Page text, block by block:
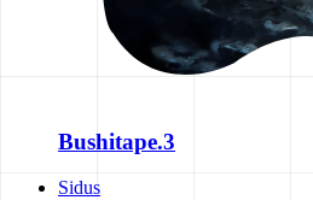
Bushitape.3
Sidus